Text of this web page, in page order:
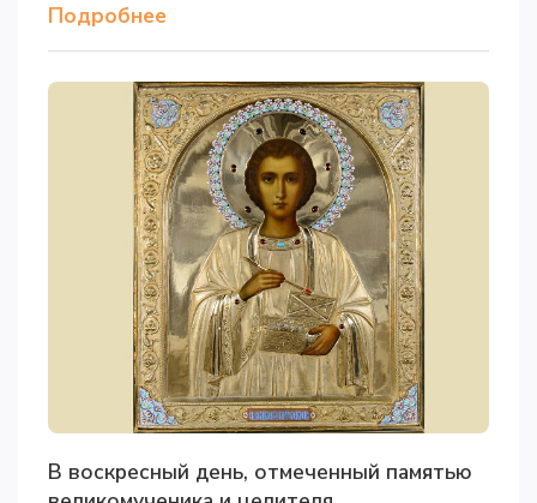
Подробнее
В воскресный день, отмеченный памятью